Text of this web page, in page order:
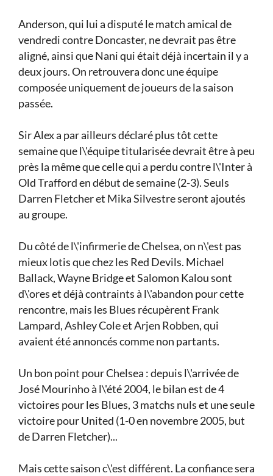
Anderson, qui lui a disputé le match amical de
vendredi contre Doncaster, ne devrait pas être
aligné, ainsi que Nani qui était déjà incertain il y a
deux jours. On retrouvera donc une équipe
composée uniquement de joueurs de la saison
passée.
Sir Alex a par ailleurs déclaré plus tôt cette
semaine que l\'équipe titularisée devrait être à peu
près la même que celle qui a perdu contre l\'Inter à
Old Trafford en début de semaine (2-3). Seuls
Darren Fletcher et Mika Silvestre seront ajoutés
au groupe.
Du côté de l\'infirmerie de Chelsea, on n\'est pas
mieux lotis que chez les Red Devils. Michael
Ballack, Wayne Bridge et Salomon Kalou sont
d\'ores et déjà contraints à l\'abandon pour cette
rencontre, mais les Blues récupèrent Frank
Lampard, Ashley Cole et Arjen Robben, qui
avaient été annoncés comme non partants.
Un bon point pour Chelsea : depuis l\'arrivée de
José Mourinho à l\'été 2004, le bilan est de 4
victoires pour les Blues, 3 matchs nuls et une seule
victoire pour United (1-0 en novembre 2005, but
de Darren Fletcher)...
Mais cette saison c\'est différent. La confiance sera